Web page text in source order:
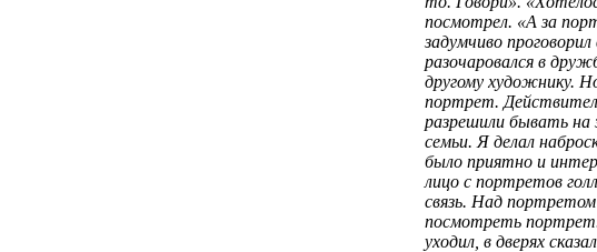
посмотрел. «А за
задумчиво
разочаровался в
другому художнику.
портрет.
разрешили бывать на
семьи. Я делал
было приятно и
лицо с портретов
связь. Над
посмотреть портрет.
уходил, в дверях